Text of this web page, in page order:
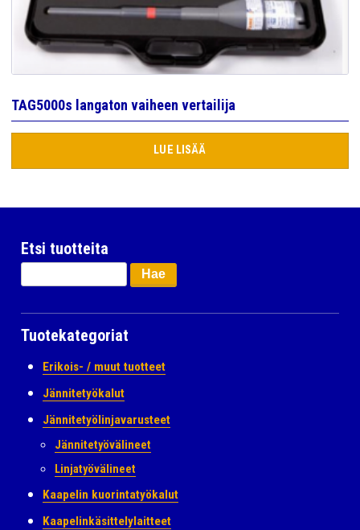
TAG5000s langaton vaiheen vertailija
LUE LISÄÄ
Etsi tuotteita
Haku:
Tuotekategoriat
Erikois- / muut tuotteet
Jännitetyökalut
Jännitetyölinjavarusteet
Jännitetyövälineet
Linjatyövälineet
Kaapelin kuorintatyökalut
Kaapelinkäsittelylaitteet